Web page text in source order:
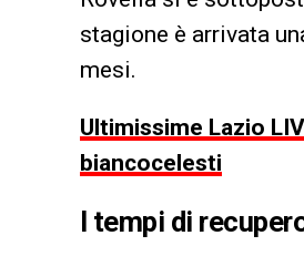
stagione è arrivata
mesi.
Ultimissime Lazio
biancocelesti
I tempi di